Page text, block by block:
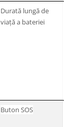
Durată lungă de
viață a bateriei
Buton SOS